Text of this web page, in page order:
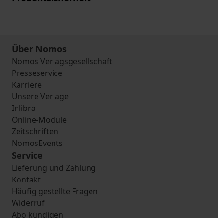
Über Nomos
Nomos Verlagsgesellschaft
Presseservice
Karriere
Unsere Verlage
Inlibra
Online-Module
Zeitschriften
NomosEvents
Service
Lieferung und Zahlung
Kontakt
Häufig gestellte Fragen
Widerruf
Abo kündigen